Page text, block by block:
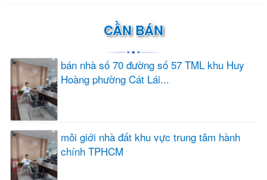
CẦN BÁN
bán nhà số 70 đường số 57 TML khu Huy
Hoàng phường Cát Lái...
môi giới nhà đất khu vực trung tâm hành
chính TPHCM